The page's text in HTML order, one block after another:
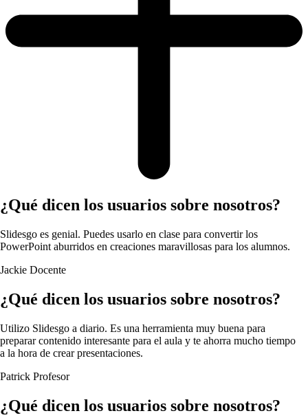
¿Qué dicen los usuarios sobre nosotros?
Slidesgo es genial. Puedes usarlo en clase para convertir los
PowerPoint aburridos en creaciones maravillosas para los alumnos.
Jackie Docente
¿Qué dicen los usuarios sobre nosotros?
Utilizo Slidesgo a diario. Es una herramienta muy buena para
preparar contenido interesante para el aula y te ahorra mucho tiempo
a la hora de crear presentaciones.
Patrick Profesor
¿Qué dicen los usuarios sobre nosotros?